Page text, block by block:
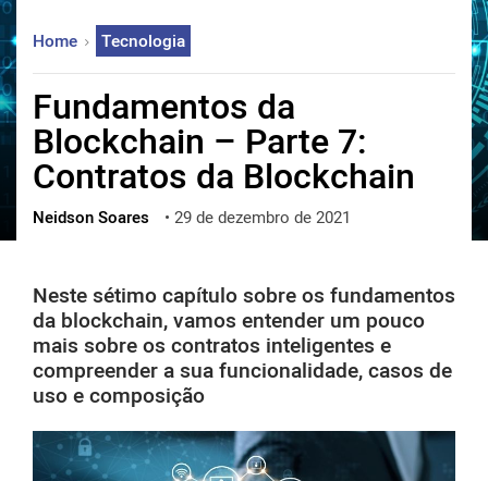
中文
한국어
العربية
ไทย
ქართული
vietnamese
Home Tecnologia
Fundamentos da
Blockchain – Parte 7:
Contratos da Blockchain
Neidson Soares • 29 de dezembro de 2021
Neste sétimo capítulo sobre os fundamentos
da blockchain, vamos entender um pouco
mais sobre os contratos inteligentes e
compreender a sua funcionalidade, casos de
uso e composição